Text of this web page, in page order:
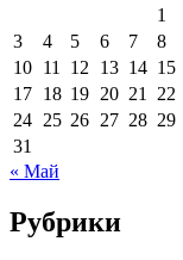
1
3
4 5 6 7 8
10 11 12 13 14 15
17 18 19 20 21 22
24 25 26 27 28 29
31
« Май
Рубрики